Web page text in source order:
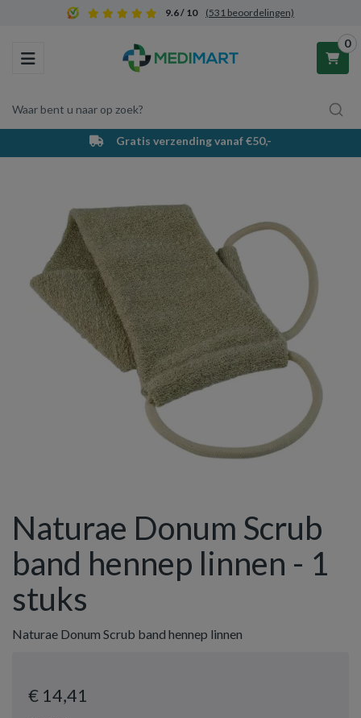
9.6 / 10 (531 beoordelingen)
Toggle navigation
Waar bent u naar op zoek?
0
Winkelwagen
Uw winkelwagen is leeg.
Vul hem met producten.
Gratis verzending vanaf €50,-
Naturae Donum Scrub
band hennep linnen - 1
stuks
Naturae Donum Scrub band hennep linnen
€ 14,41